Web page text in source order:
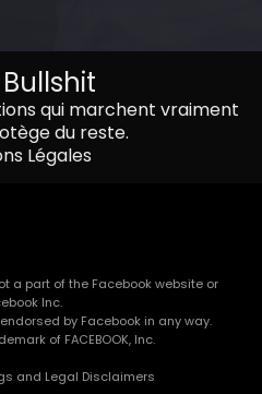
qui marchent vraiment
du reste.
Légales
a part of the Facebook website or
Inc.
by Facebook in any way.
of FACEBOOK, Inc.
and Legal Disclaimers